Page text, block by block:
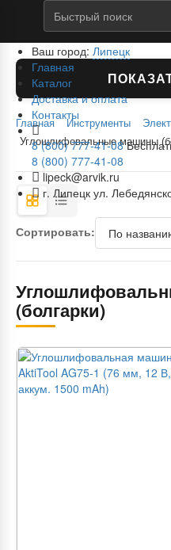
Ваш город: Липецк
Главная
Каталог
Доставка и оплата
Контакты
8 (800) 777-41-08
8 (800) 777-41-08
lipeck@arvik.ru
г. Липецк ул.
Главная Инструменты
Углошлифовальные машины
Сортировать:
(болгарки)